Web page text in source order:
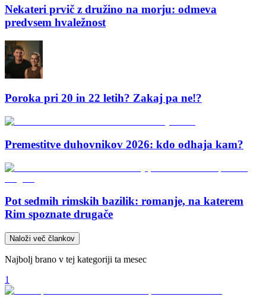
Nekateri prvič z družino na morju: odmeva
predvsem hvaležnost
Poroka pri 20 in 22 letih? Zakaj pa ne!?
Premestitve duhovnikov 2026: kdo odhaja kam?
Pot sedmih rimskih bazilik: romanje, na katerem
Rim spoznate drugače
Naloži več člankov
Najbolj brano v tej kategoriji ta mesec
1